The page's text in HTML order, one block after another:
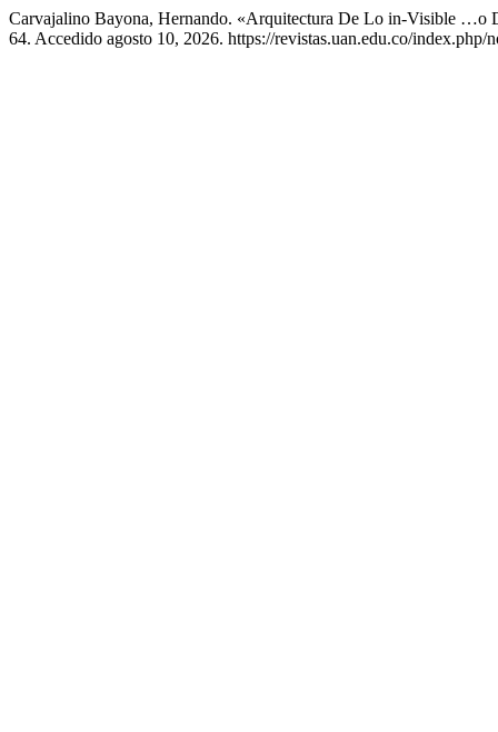
Carvajalino Bayona, Hernando. «Arquitectura De Lo in-Visible …o
64. Accedido agosto 10, 2026. https://revistas.uan.edu.co/index.php/